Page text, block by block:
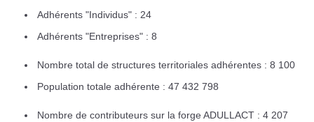
Adhérents "Individus" : 24
Adhérents "Entreprises" : 8
Nombre total de structures territoriales adhérentes : 8 100
Population totale adhérente : 47 432 798
Nombre de contributeurs sur la forge ADULLACT : 4 207